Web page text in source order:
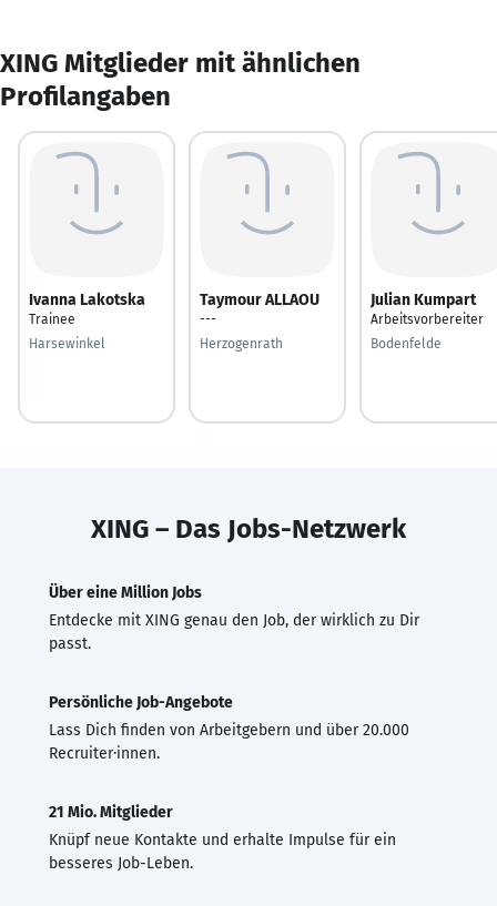
XING Mitglieder mit ähnlichen
Profilangaben
Ivanna Lakotska
Trainee
Harsewinkel
Taymour ALLAOU
---
Herzogenrath
Julian Kumpart
Arbeitsvorbereiter
Bodenfelde
XING – Das Jobs-Netzwerk
Über eine Million Jobs
Entdecke mit XING genau den Job, der wirklich zu Dir
passt.
Persönliche Job-Angebote
Lass Dich finden von Arbeitgebern und über 20.000
Recruiter·innen.
21 Mio. Mitglieder
Knüpf neue Kontakte und erhalte Impulse für ein
besseres Job-Leben.